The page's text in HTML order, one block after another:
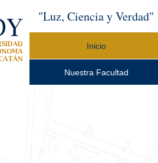
"Luz, Ciencia y Verdad"
Inicio
Nuestra Facultad